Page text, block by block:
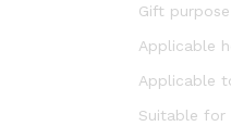
Gift purpose
Applicable
Applicable
Suitable for